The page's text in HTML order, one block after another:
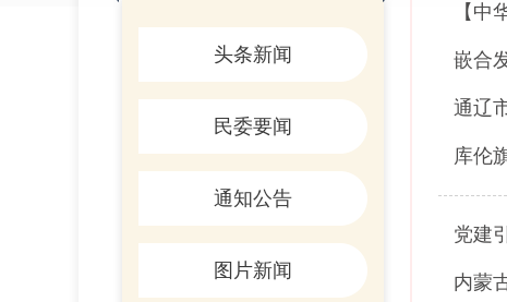
头条新闻
民委要闻
通知公告
图片新闻
【
嵌合
通辽
库伦
党建
内蒙